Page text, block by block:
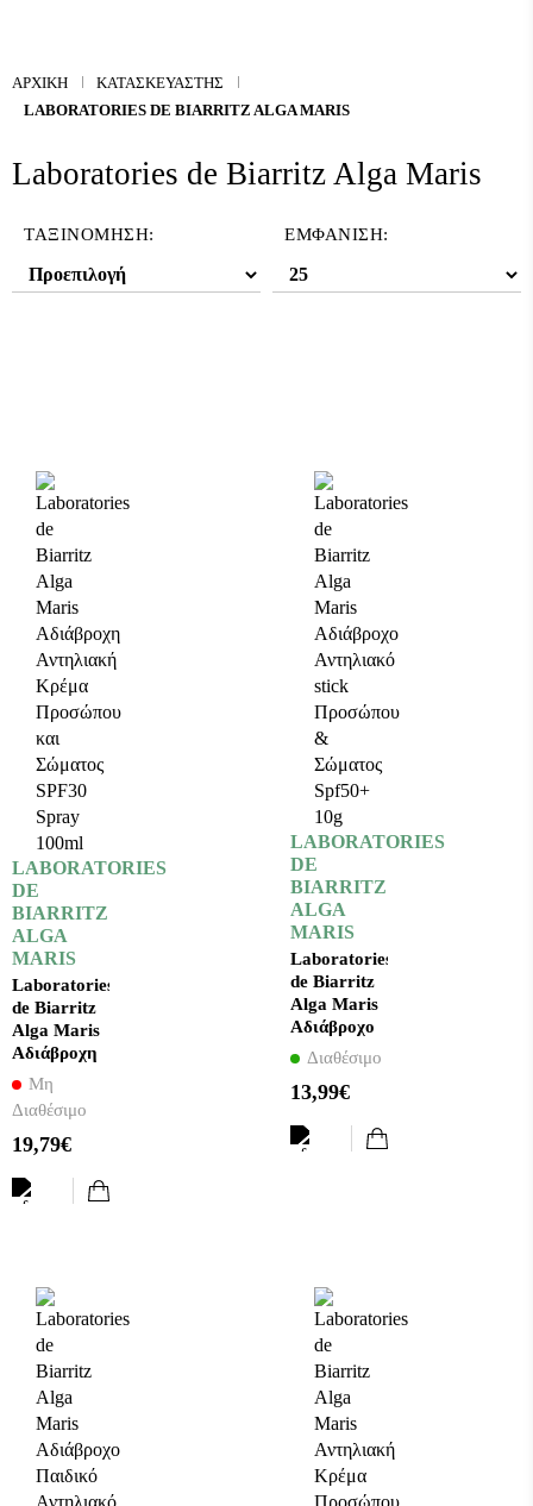
ΑΡΧΙΚΉ
ΚΑΤΑΣΚΕΥΑΣΤΉΣ
LABORATORIES DE BIARRITZ ALGA MARIS
Laboratories de Biarritz Alga Maris
ΤΑΞΙΝΌΜΗΣΗ: ΕΜΦΆΝΙΣΗ:
LABORATORIES
DE
BIARRITZ
ALGA
MARIS
Laboratories
de Biarritz
Alga Maris
Αδιάβροχη
Αντηλιακή
Κρέμα
Προσώπου
και
SPF30
Μη
Διαθέσιμο
19,79€
LABORATORIES
DE
BIARRITZ
ALGA
MARIS
Laboratories
de Biarritz
Alga Maris
Αδιάβροχο
Αντηλιακό
Προσώπου
Spf50+ 10g
Διαθέσιμο
13,99€